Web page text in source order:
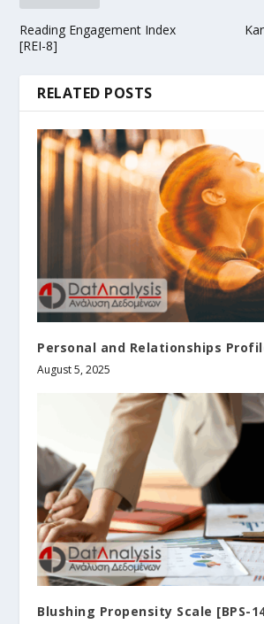
Reading Engagement Index
[REI-8]
RELATED POSTS
Personal and Relationships
August 5, 2025
Blushing Propensity Scale [BPS-